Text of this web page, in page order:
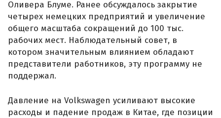
Оливера Блуме. Ранее обсуждалось закрытие
четырех немецких предприятий и увеличение
общего масштаба сокращений до 100 тыс.
рабочих мест. Наблюдательный совет, в
котором значительным влиянием обладают
представители работников, эту программу не
поддержал.
Давление на Volkswagen усиливают высокие
расходы и падение продаж в Китае, где позиции